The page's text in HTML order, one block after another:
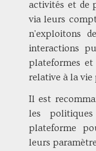
activités et de
via leurs
n'exploitons
interactions
plateformes
relative à la vie
Il est
les
plateforme
leurs